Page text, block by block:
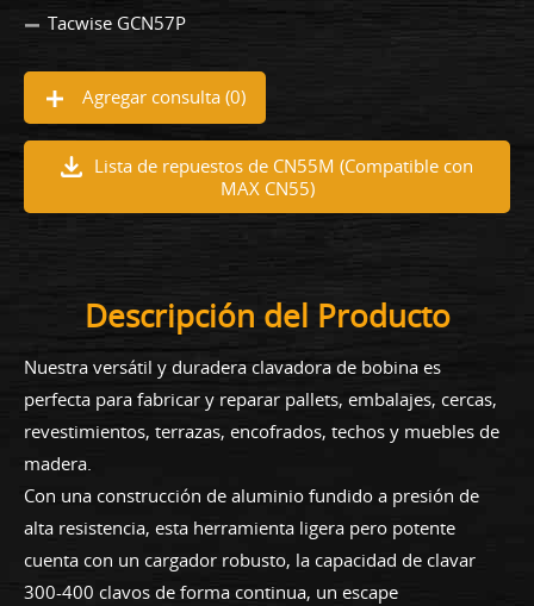
Tacwise GCN57P
Agregar consulta (0)
Lista de repuestos de CN55M (Compatible con
MAX CN55)
Descripción del Producto
Nuestra versátil y duradera clavadora de bobina es
perfecta para fabricar y reparar pallets, embalajes, cercas,
revestimientos, terrazas, encofrados, techos y muebles de
madera.
Con una construcción de aluminio fundido a presión de
alta resistencia, esta herramienta ligera pero potente
cuenta con un cargador robusto, la capacidad de clavar
300-400 clavos de forma continua, un escape